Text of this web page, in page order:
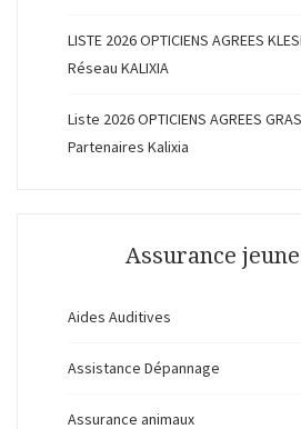
LISTE 2026 OPTICIENS AGREES
Réseau KALIXIA
Liste 2026 OPTICIENS AGREES
Partenaires Kalixia
Assurance
Aides Auditives
Assistance Dépannage
Assurance animaux